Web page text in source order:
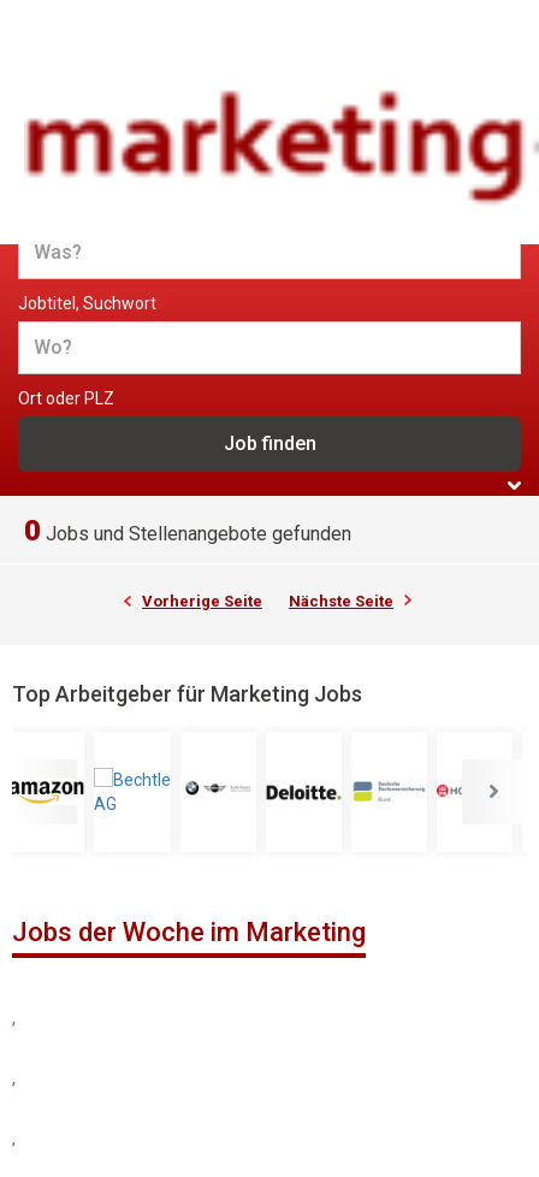
Jobs und Stellenangebote im
Marketing
Jobtitel, Suchwort
Ort oder PLZ
0 Jobs und Stellenangebote gefunden
Vorherige Seite Nächste Seite
Top Arbeitgeber für Marketing Jobs
Jobs der Woche im Marketing
,
,
,